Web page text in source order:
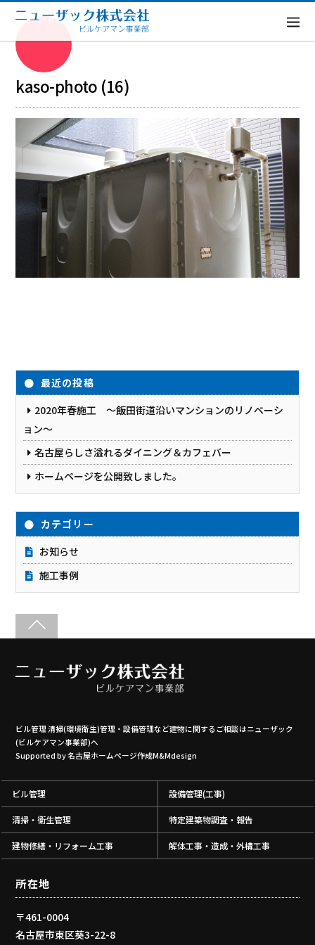
2019年7月11日
kaso-photo (16)
最近の投稿
2020年春施工 ～飯田街道沿いマンションのリノベーシ
ョン～
名古屋らしさ溢れるダイニング＆カフェバー
ホームページを公開致しました。
カテゴリー
お知らせ
施工事例
ビル管理 清掃(環境衛生)管理・設備管理など建物に関するご相談はニューザック
(ビルケアマン事業部)へ
Supported by名古屋ホームページ作成M&Mdesign
ビル管理 設備管理(工事)
清掃・衛生管理 特定建築物調査・報告
建物修繕・リフォーム工事 解体工事・造成・外構工事
所在地
〒461-0004
名古屋市東区葵3-22-8